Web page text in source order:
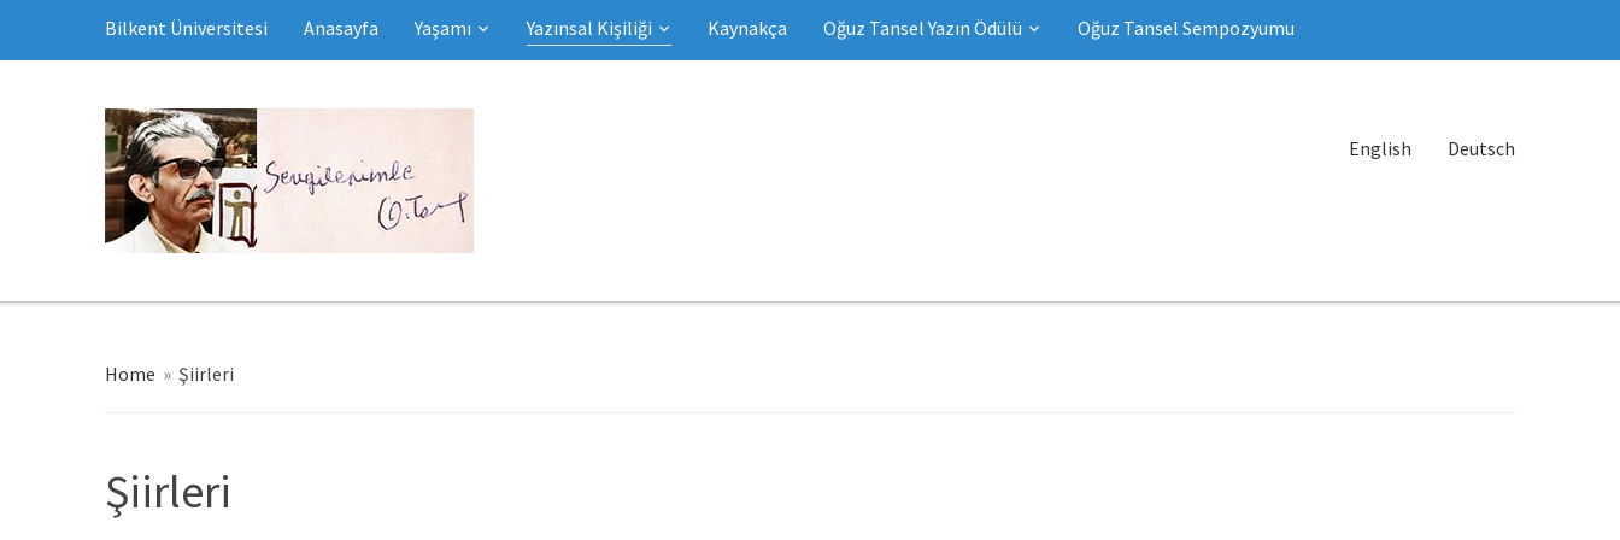
Bilkent Üniversitesi Anasayfa Yaşamı Yazınsal Kişiliği Kaynakça Oğuz Tansel Yazın Ödülü Oğuz Tansel Sempozyumu
English Deutsch
Home » Şiirleri
Şiirleri